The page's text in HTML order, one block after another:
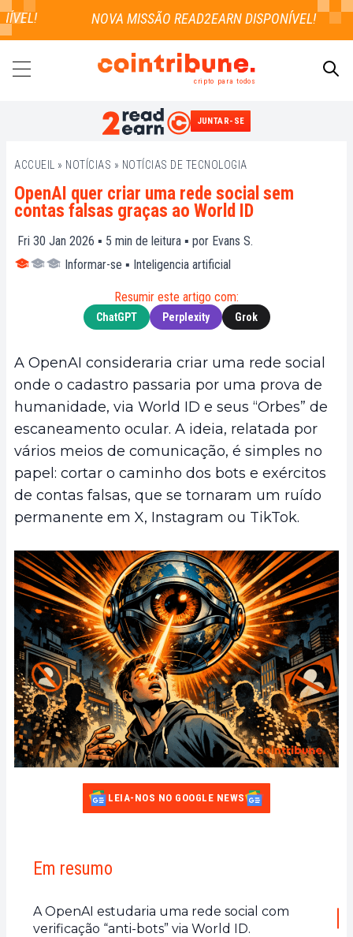
cripto para todos
JUNTAR-SE
ACCUEIL » NOTÍCIAS » NOTÍCIAS DE TECNOLOGIA
OpenAI quer criar uma rede social sem
contas falsas graças ao World ID
Fri 30 Jan 2026 ▪ 5 min de leitura ▪ por Evans S.
Informar-se ▪ Inteligencia artificial
Resumir este artigo com:
ChatGPT Perplexity Grok
A OpenAI consideraria criar uma rede social
onde o cadastro passaria por uma prova de
humanidade, via World ID e seus “Orbes” de
escaneamento ocular. A ideia, relatada por
vários meios de comunicação, é simples no
papel: cortar o caminho dos bots e exércitos
de contas falsas, que se tornaram um ruído
permanente em X, Instagram ou TikTok.
LEIA-NOS NO GOOGLE NEWS
Em resumo
A OpenAI estudaria uma rede social com
verificação “anti-bots” via World ID.